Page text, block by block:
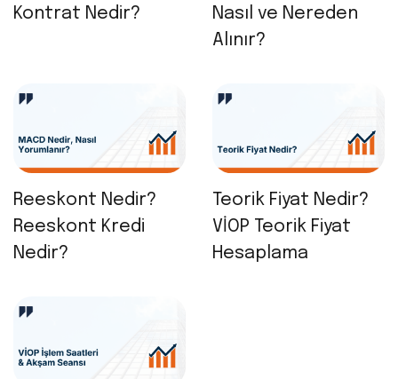
Kontrat Nedir?
Nasıl ve Nereden
Alınır?
Reeskont Nedir?
Reeskont Kredi
Nedir?
Teorik Fiyat Nedir?
VİOP Teorik Fiyat
Hesaplama